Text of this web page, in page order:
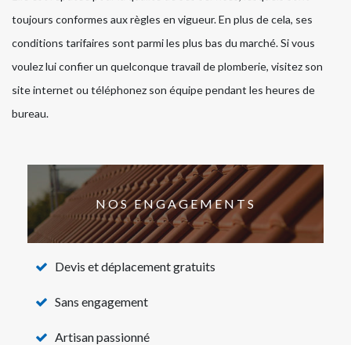
toujours conformes aux règles en vigueur. En plus de cela, ses
conditions tarifaires sont parmi les plus bas du marché. Si vous
voulez lui confier un quelconque travail de plomberie, visitez son
site internet ou téléphonez son équipe pendant les heures de
bureau.
NOS ENGAGEMENTS
Devis et déplacement gratuits
Sans engagement
Artisan passionné